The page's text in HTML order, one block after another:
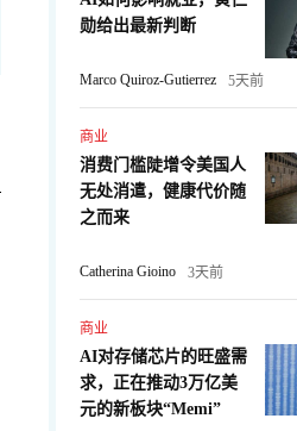
勋给出最新判断
Marco Quiroz-Gutierrez 5天前
商业
消费门槛陡增令美国人
无处消遣，健康代价随
之而来
Catherina Gioino 3天前
商业
AI对存储芯片的旺盛需
求，正在推动3万亿美
元的新板块“Memi”